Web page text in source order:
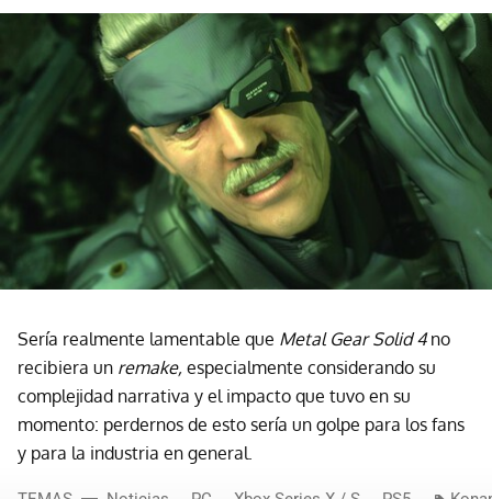
Sería realmente lamentable que Metal Gear Solid 4no
recibiera un remake, especialmente considerando su
complejidad narrativa y el impacto que tuvo en su
momento: perdernos de esto sería un golpe para los fans
y para la industria en general.